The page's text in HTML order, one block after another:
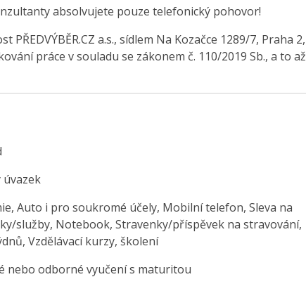
absolvujete pouze telefonický pohovor!
a.s., sídlem Na Kozačce 1289/7, Praha 2,
práce v souladu se zákonem č. 110/2019 Sb., a to až
úvazek
Auto i pro soukromé účely, Mobilní telefon, Sleva na
služby, Notebook, Stravenky/příspěvek na stravování,
Vzdělávací kurzy, školení
nebo odborné vyučení s maturitou